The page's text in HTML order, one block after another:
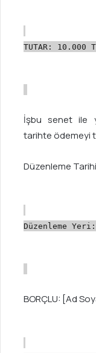
TUTAR: 10.000
İşbu senet ile
tarihteödemeyi
Düzenleme
Düzenleme Yeri:
BORÇLU: [Ad